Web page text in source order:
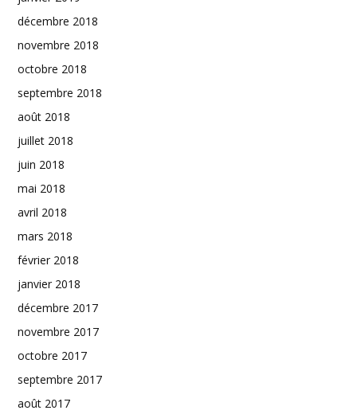
décembre 2018
novembre 2018
octobre 2018
septembre 2018
août 2018
juillet 2018
juin 2018
mai 2018
avril 2018
mars 2018
février 2018
janvier 2018
décembre 2017
novembre 2017
octobre 2017
septembre 2017
août 2017